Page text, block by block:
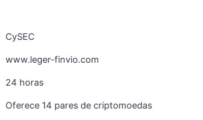
CySEC
www.leger-finvio.com
24 horas
Oferece 14 pares de criptomoedas